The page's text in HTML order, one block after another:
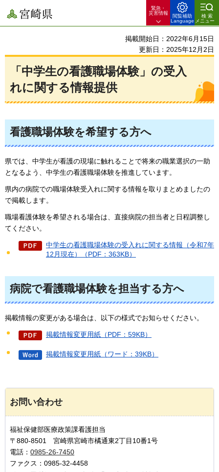
宮崎県
緊急・
災害情報
閲覧補助
Language
検索
メニュー
掲載開始日：2022年6月15日
更新日：2025年12月2日
「中学生の看護職場体験」の受入
れに関する情報提供
看護職場体験を希望する方へ
県では、中学生が看護の現場に触れることで将来の職業選択の一助
となるよう、中学生の看護職場体験を推進しています。
県内の病院での職場体験受入れに関する情報を取りまとめましたの
で掲載します。
職場看護体験を希望される場合は、直接病院の担当者と日程調整し
てください。
中学生の看護職場体験の受入れに関する情報（令和7年
12月現在）（PDF：363KB）
病院で看護職場体験を担当する方へ
掲載情報の変更がある場合は、以下の様式でお知らせください。
掲載情報変更用紙（PDF：59KB）
掲載情報変更用紙（ワード：39KB）
お問い合わせ
福祉保健部医療政策課看護担当
〒880-8501 宮崎県宮崎市橘通東2丁目10番1号
電話： 0985-26-7450
ファクス：0985-32-4458